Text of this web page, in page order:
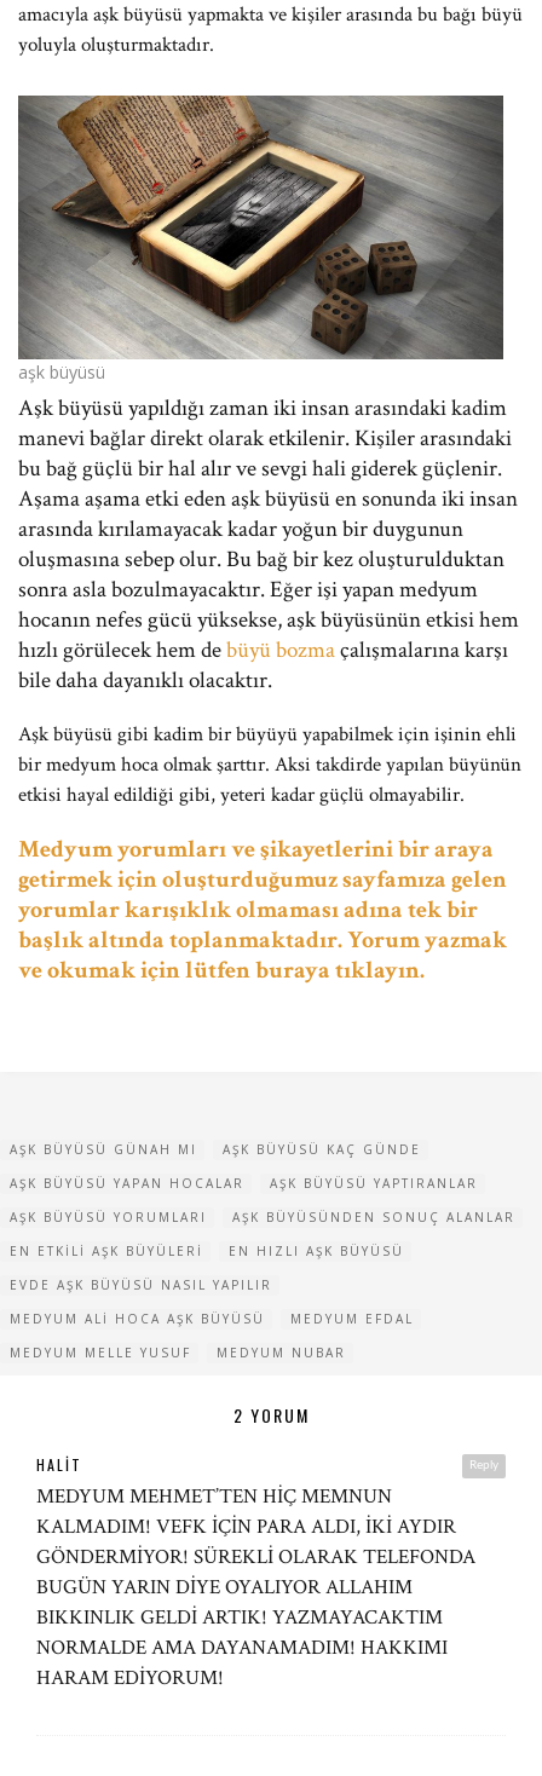
amacıyla aşk büyüsü yapmakta ve kişiler arasında bu bağı büyü
yoluyla oluşturmaktadır.
aşk büyüsü
Aşk büyüsü yapıldığı zaman iki insan arasındaki kadim
manevi bağlar direkt olarak etkilenir. Kişiler arasındaki
bu bağ güçlü bir hal alır ve sevgi hali giderek güçlenir.
Aşama aşama etki eden aşk büyüsü en sonunda iki insan
arasında kırılamayacak kadar yoğun bir duygunun
oluşmasına sebep olur. Bu bağ bir kez oluşturulduktan
sonra asla bozulmayacaktır. Eğer işi yapan medyum
hocanın nefes gücü yüksekse, aşk büyüsünün etkisi hem
hızlı görülecek hem debüyü bozmaçalışmalarına karşı
bile daha dayanıklı olacaktır.
Aşk büyüsü gibi kadim bir büyüyü yapabilmek için işinin ehli
bir medyum hoca olmak şarttır. Aksi takdirde yapılan büyünün
etkisi hayal edildiği gibi, yeteri kadar güçlü olmayabilir.
Medyum yorumları ve şikayetlerini bir araya
getirmek için oluşturduğumuz sayfamıza gelen
yorumlar karışıklık olmaması adına tek bir
başlık altında toplanmaktadır. Yorum yazmak
ve okumak için lütfen buraya tıklayın.
AŞK BÜYÜSÜ GÜNAH MI
AŞK BÜYÜSÜ KAÇ GÜNDE
AŞK BÜYÜSÜ YAPAN HOCALAR
AŞK BÜYÜSÜ YAPTIRANLAR
AŞK BÜYÜSÜ YORUMLARI
AŞK BÜYÜSÜNDEN SONUÇ ALANLAR
EN ETKILI AŞK BÜYÜLERI
EN HIZLI AŞK BÜYÜSÜ
EVDE AŞK BÜYÜSÜ NASIL YAPILIR
MEDYUM ALI HOCA AŞK BÜYÜSÜ
MEDYUM EFDAL
MEDYUM MELLE YUSUF
MEDYUM NUBAR
2 YORUM
Reply
HALIT
MEDYUM MEHMET’TEN HİÇ MEMNUN
KALMADIM! VEFK İÇİN PARA ALDI, İKİ AYDIR
GÖNDERMİYOR! SÜREKLİ OLARAK TELEFONDA
BUGÜN YARIN DİYE OYALIYOR ALLAHIM
BIKKINLIK GELDİ ARTIK! YAZMAYACAKTIM
NORMALDE AMA DAYANAMADIM! HAKKIMI
HARAM EDİYORUM!